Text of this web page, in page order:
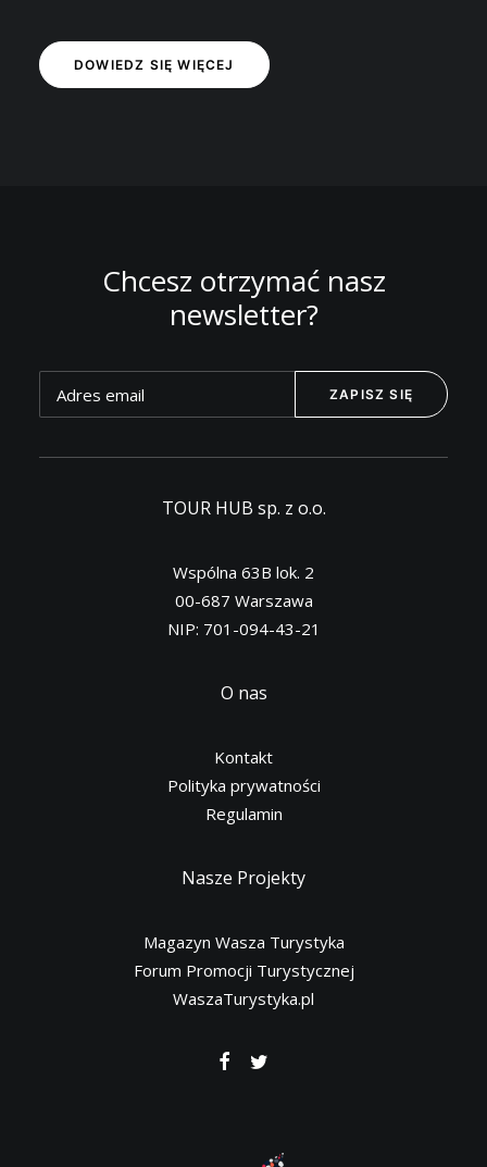
DOWIEDZ SIĘ WIĘCEJ
Chcesz otrzymać nasz
newsletter?
TOUR HUB sp. z o.o.
Wspólna 63B lok. 2
00-687 Warszawa
NIP: 701-094-43-21
O nas
Kontakt
Polityka prywatności
Regulamin
Nasze Projekty
Magazyn Wasza Turystyka
Forum Promocji Turystycznej
WaszaTurystyka.pl